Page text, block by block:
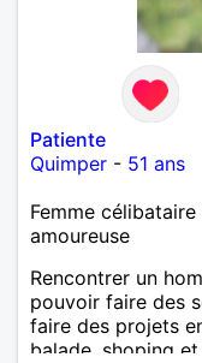
Patiente
Quimper - 51 ans
Femme
amoureuse
Rencontrer un
pouvoir faire des
faire des projets
balade, shoping et